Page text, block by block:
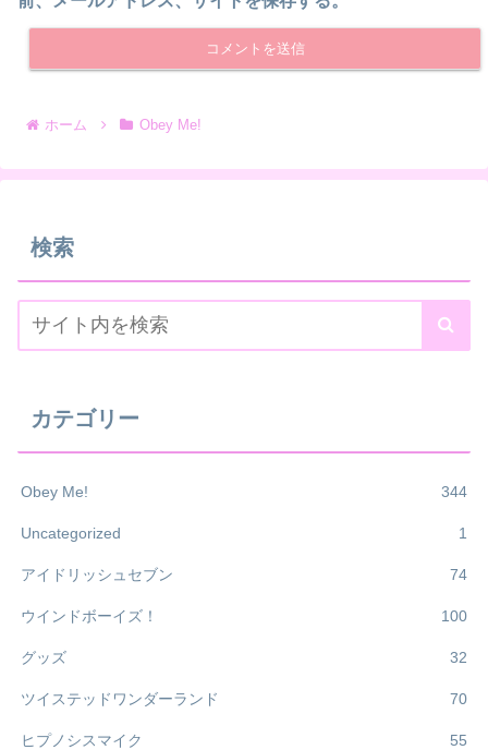
ホーム Obey Me!
検索
カテゴリー
Obey Me! 344
Uncategorized 1
アイドリッシュセブン 74
ウインドボーイズ！ 100
グッズ 32
ツイステッドワンダーランド 70
ヒプノシスマイク 55